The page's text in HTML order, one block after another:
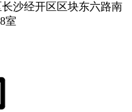
沙经开区区块东六路南
室